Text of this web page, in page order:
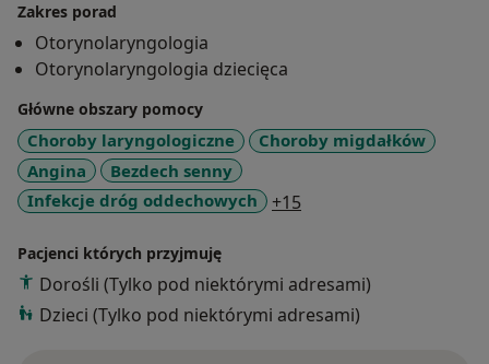
Obecnie jestem zatrudniony na stanowisku z-cy
Ordynatora Oddziału Otolaryngologi Dziecięcej
Zespołu Szpitali Miejskich w Chorzowie ul. Truchana 7.
Pracuję również i operuję w Centrum Medycznym
Mavit Katowice ul. Szopienicka 65.
Najnowsze zdobycze wiedzy oraz technikę
nowoczesnych zabiegów chirurgicznych zdobywam
uczestnicząc w wielu zagranicznych i krajowych
Wiedzę tą wykorzystuję w celu nowoczesnego i
efektywnego leczenia moich pacjentów.
Zakres porad
Otorynolaryngologia
Otorynolaryngologia dziecięca
Główne obszary pomocy
Choroby laryngologiczne
Choroby migdałków
Angina
Bezdech senny
Infekcje dróg oddechowych
+15
Pacjenci których przyjmuję
Dorośli (Tylko pod niektórymi adresami)
Dzieci (Tylko pod niektórymi adresami)